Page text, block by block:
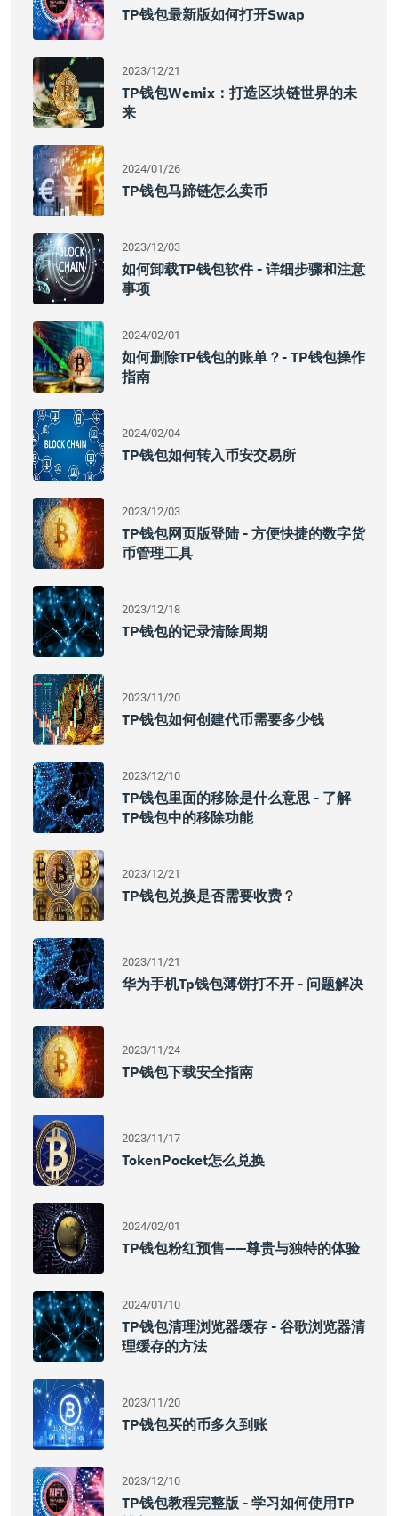
TP钱包最新版如何打开Swap
2023/12/21
TP钱包Wemix：打造区块链世界的未
来
2024/01/26
TP钱包马蹄链怎么卖币
2023/12/03
如何卸载TP钱包软件 - 详细步骤和注意
事项
2024/02/01
如何删除TP钱包的账单？- TP钱包操作
指南
2024/02/04
TP钱包如何转入币安交易所
2023/12/03
TP钱包网页版登陆 - 方便快捷的数字货
币管理工具
2023/12/18
TP钱包的记录清除周期
2023/11/20
TP钱包如何创建代币需要多少钱
2023/12/10
TP钱包里面的移除是什么意思 - 了解
TP钱包中的移除功能
2023/12/21
TP钱包兑换是否需要收费？
2023/11/21
华为手机tp钱包薄饼打不开 - 问题解决
2023/11/24
TP钱包下载安全指南
2023/11/17
TokenPocket怎么兑换
2024/02/01
TP钱包粉红预售——尊贵与独特的体验
2024/01/10
TP钱包清理浏览器缓存 - 谷歌浏览器清
理缓存的方法
2023/11/20
TP钱包买的币多久到账
2023/12/10
TP钱包教程完整版 - 学习如何使用TP